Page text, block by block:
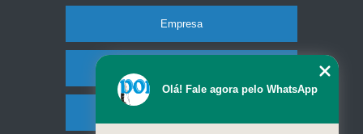
Empresa
Olá! Fale agora pelo WhatsApp